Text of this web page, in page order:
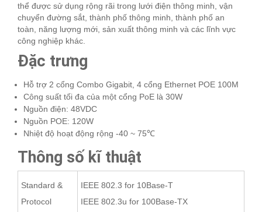
thể được sử dụng rộng rãi trong lưới điện thông minh, vận
chuyển đường sắt, thành phố thông minh, thành phố an
toàn, năng lượng mới, sản xuất thông minh và các lĩnh vực
công nghiệp khác.
Đặc trưng
Hỗ trợ 2 cổng Combo Gigabit, 4 cổng Ethernet POE 100M
Công suất tối đa của một cổng PoE là 30W
Nguồn điện: 48VDC
Nguồn POE: 120W
Nhiệt độ hoạt động rộng -40 ~ 75℃
Thông số kĩ thuật
Standard &
Protocol
IEEE 802.3 for 10Base-T
IEEE 802.3u for 100Base-TX